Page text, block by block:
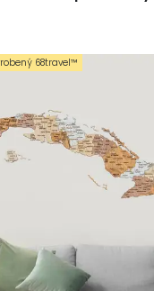
68travel™️